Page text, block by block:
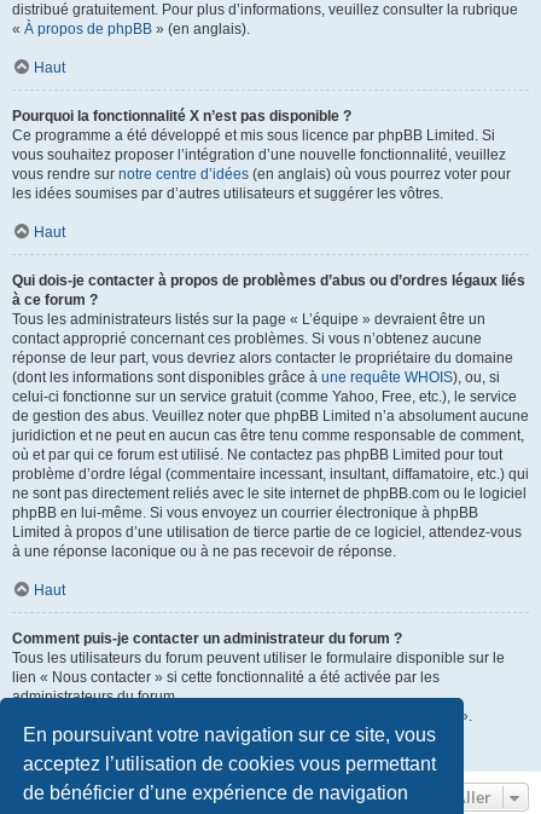
En poursuivant votre navigation sur ce site, vous
acceptez l’utilisation de cookies vous permettant
de bénéficier d’une expérience de navigation
distribué gratuitement. Pour plus d’informations, veuillez consulter la rubrique
« À propos de phpBB » (en anglais).
Haut
Pourquoi la fonctionnalité X n’est pas disponible ?
Ce programme a été développé et mis sous licence par phpBB Limited. Si
vous souhaitez proposer l’intégration d’une nouvelle fonctionnalité, veuillez
vous rendre sur notre centre d’idées (en anglais) où vous pourrez voter pour
les idées soumises par d’autres utilisateurs et suggérer les vôtres.
Haut
Qui dois-je contacter à propos de problèmes d’abus ou d’ordres légaux liés
à ce forum ?
Tous les administrateurs listés sur la page « L’équipe » devraient être un
contact approprié concernant ces problèmes. Si vous n’obtenez aucune
réponse de leur part, vous devriez alors contacter le propriétaire du domaine
(dont les informations sont disponibles grâce à une requête WHOIS), ou, si
celui-ci fonctionne sur un service gratuit (comme Yahoo, Free, etc.), le service
de gestion des abus. Veuillez noter que phpBB Limited n’a absolument aucune
juridiction et ne peut en aucun cas être tenu comme responsable de comment,
où et par qui ce forum est utilisé. Ne contactez pas phpBB Limited pour tout
problème d’ordre légal (commentaire incessant, insultant, diffamatoire, etc.) qui
ne sont pas directement reliés avec le site internet de phpBB.com ou le logiciel
phpBB en lui-même. Si vous envoyez un courrier électronique à phpBB
Limited à propos d’une utilisation de tierce partie de ce logiciel, attendez-vous
à une réponse laconique ou à ne pas recevoir de réponse.
Haut
Comment puis-je contacter un administrateur du forum ?
Tous les utilisateurs du forum peuvent utiliser le formulaire disponible sur le
lien « Nous contacter » si cette fonctionnalité a été activée par les
administrateurs du forum.
Les membres du forum peuvent également utiliser le lien « L’équipe ».
Aller